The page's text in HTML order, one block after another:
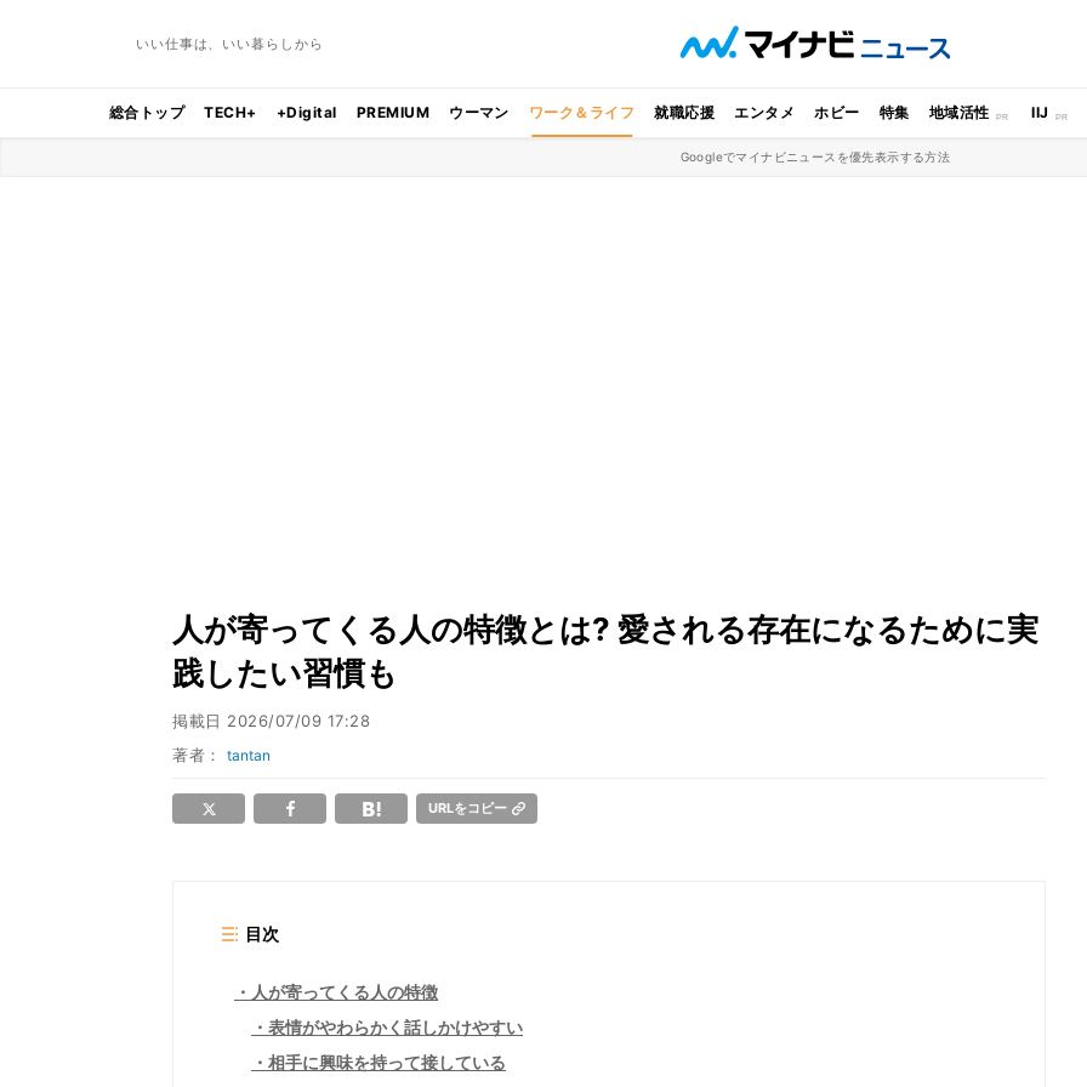
いい仕事は、いい暮らしから
総合トップ TECH+ +Digital PREMIUM ウーマン ワーク＆ライフ 就職応援 エンタメ ホビー 特集 地域活性 IIJ
Googleでマイナビニュースを優先表示する方法
人が寄ってくる人の特徴とは? 愛される存在になるために実
践したい習慣も
掲載日 2026/07/09 17:28
著者：tantan
URLをコピー
目次
人が寄ってくる人の特徴
表情がやわらかく話しかけやすい
相手に興味を持って接している